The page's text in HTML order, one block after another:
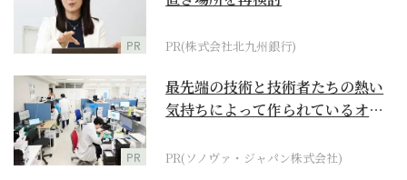
PR PR(株式会社北九州銀行)
PR
最先端の技術と技術者たちの熱い
気持ちによって作られているオー
PR(ソノヴァ・ジャパン株式会社)